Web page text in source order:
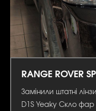
RANGE ROVER
Замінили штатні
D1S Yeaky Скло фар